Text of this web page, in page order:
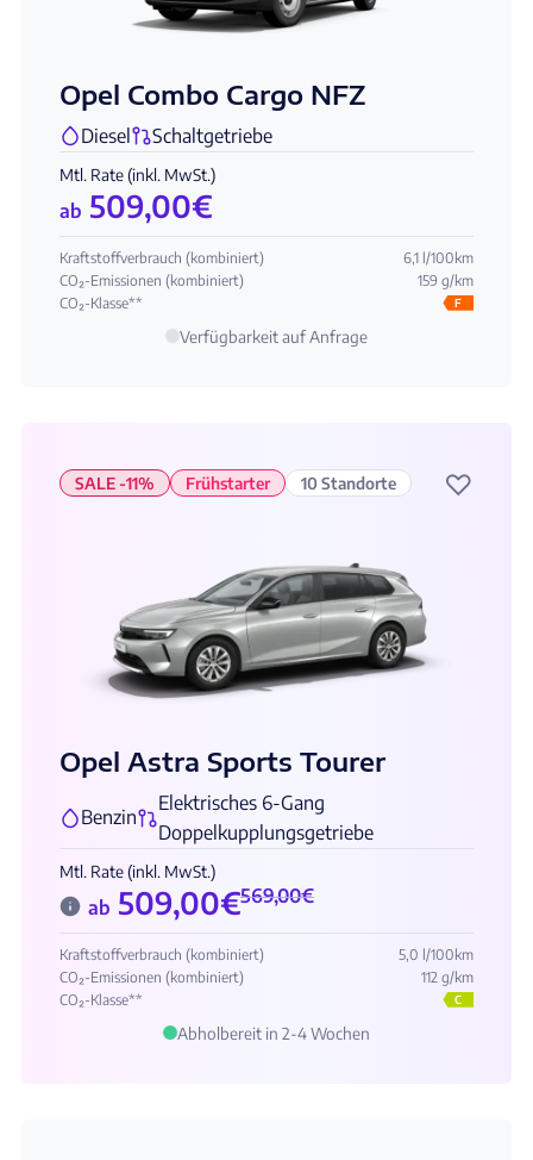
Opel Combo Cargo NFZ
Diesel Schaltgetriebe
Mtl. Rate (inkl. MwSt.)
ab 509,00€
Kraftstoffverbrauch (kombiniert)
6,1 l/100km
CO₂-Emissionen (kombiniert)
159 g/km
CO₂-Klasse**
F
Verfügbarkeit auf Anfrage
SALE -11% Frühstarter 10 Standorte ♡
Opel Astra Sports Tourer
Benzin
Elektrisches 6-Gang
Doppelkupplungsgetriebe
Mtl. Rate (inkl. MwSt.)
ab 569,00€
509,00€
Kraftstoffverbrauch (kombiniert)
5,0 l/100km
CO₂-Emissionen (kombiniert)
112 g/km
CO₂-Klasse**
C
Abholbereit in 2-4 Wochen